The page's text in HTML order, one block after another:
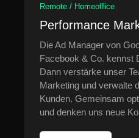
Remote / Homeoffice
Performance
Die Ad Manager von
Facebook & Co. kennst
Dann verstärke unser
Marketing und verwalte
Kunden. Gemeinsam
und denken uns neue